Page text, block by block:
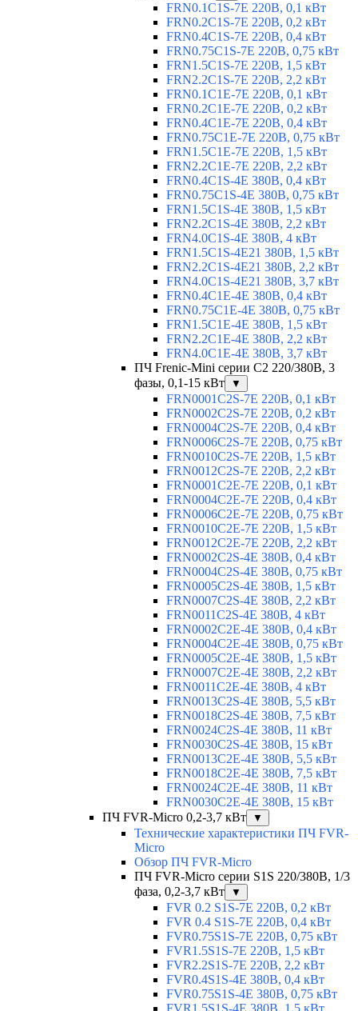
FRN0.1C1S-7E 220В, 0,1 кВт
FRN0.2C1S-7E 220В, 0,2 кВт
FRN0.4C1S-7E 220В, 0,4 кВт
FRN0.75C1S-7E 220В, 0,75 кВт
FRN1.5C1S-7E 220В, 1,5 кВт
FRN2.2C1S-7E 220В, 2,2 кВт
FRN0.1C1E-7E 220В, 0,1 кВт
FRN0.2C1E-7E 220В, 0,2 кВт
FRN0.4C1E-7E 220В, 0,4 кВт
FRN0.75C1E-7E 220В, 0,75 кВт
FRN1.5C1E-7E 220В, 1,5 кВт
FRN2.2C1E-7E 220В, 2,2 кВт
FRN0.4C1S-4E 380В, 0,4 кВт
FRN0.75C1S-4E 380В, 0,75 кВт
FRN1.5C1S-4E 380В, 1,5 кВт
FRN2.2C1S-4E 380В, 2,2 кВт
FRN4.0C1S-4E 380В, 4 кВт
FRN1.5C1S-4E21 380В, 1,5 кВт
FRN2.2C1S-4E21 380В, 2,2 кВт
FRN4.0C1S-4E21 380В, 3,7 кВт
FRN0.4C1E-4E 380В, 0,4 кВт
FRN0.75C1E-4E 380В, 0,75 кВт
FRN1.5C1E-4E 380В, 1,5 кВт
FRN2.2C1E-4E 380В, 2,2 кВт
FRN4.0C1E-4E 380В, 3,7 кВт
ПЧ Frenic-Mini серии С2 220/380В, 3
фазы, 0,1-15 кВт
▼
FRN0001C2S-7E 220В, 0,1 кВт
FRN0002C2S-7E 220В, 0,2 кВт
FRN0004C2S-7E 220В, 0,4 кВт
FRN0006C2S-7E 220В, 0,75 кВт
FRN0010C2S-7E 220В, 1,5 кВт
FRN0012C2S-7E 220В, 2,2 кВт
FRN0001C2E-7E 220В, 0,1 кВт
FRN0004C2E-7E 220В, 0,4 кВт
FRN0006C2E-7E 220В, 0,75 кВт
FRN0010C2E-7E 220В, 1,5 кВт
FRN0012C2E-7E 220В, 2,2 кВт
FRN0002C2S-4E 380В, 0,4 кВт
FRN0004C2S-4E 380В, 0,75 кВт
FRN0005C2S-4E 380В, 1,5 кВт
FRN0007C2S-4E 380В, 2,2 кВт
FRN0011C2S-4E 380В, 4 кВт
FRN0002C2E-4E 380В, 0,4 кВт
FRN0004C2E-4E 380В, 0,75 кВт
FRN0005C2E-4E 380В, 1,5 кВт
FRN0007C2E-4E 380В, 2,2 кВт
FRN0011C2E-4E 380В, 4 кВт
FRN0013C2S-4E 380В, 5,5 кВт
FRN0018C2S-4E 380В, 7,5 кВт
FRN0024C2S-4E 380В, 11 кВт
FRN0030C2S-4E 380В, 15 кВт
FRN0013C2E-4E 380В, 5,5 кВт
FRN0018C2E-4E 380В, 7,5 кВт
FRN0024C2E-4E 380В, 11 кВт
FRN0030C2E-4E 380В, 15 кВт
ПЧ FVR-Micro 0,2-3,7 кВт
▼
Технические характеристики ПЧ FVR-
Micro
Обзор ПЧ FVR-Micro
ПЧ FVR-Micro серии S1S 220/380В, 1/3
фаза, 0,2-3,7 кВт
▼
FVR 0.2 S1S-7E 220В, 0,2 кВт
FVR 0.4 S1S-7E 220В, 0,4 кВт
FVR0.75S1S-7E 220В, 0,75 кВт
FVR1.5S1S-7E 220В, 1,5 кВт
FVR2.2S1S-7E 220В, 2,2 кВт
FVR0.4S1S-4E 380В, 0,4 кВт
FVR0.75S1S-4E 380В, 0,75 кВт